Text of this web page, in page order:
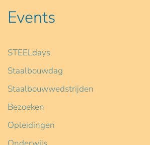
Events
STEELdays
Staalbouwdag
Staalbouwwedstrijden
Bezoeken
Opleidingen